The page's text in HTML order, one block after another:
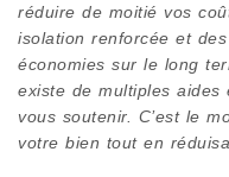
réduire de moitié vos
isolation renforcée et
économies sur le long
existe de multiples aides
vous soutenir. C’est le
votre bien tout en